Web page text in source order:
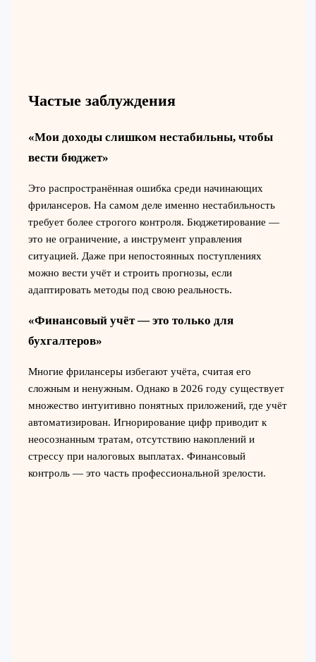
Частые заблуждения
«Мои доходы слишком нестабильны, чтобы
вести бюджет»
Это распространённая ошибка среди начинающих
фрилансеров. На самом деле именно нестабильность
требует более строгого контроля. Бюджетирование —
это не ограничение, а инструмент управления
ситуацией. Даже при непостоянных поступлениях
можно вести учёт и строить прогнозы, если
адаптировать методы под свою реальность.
«Финансовый учёт — это только для
бухгалтеров»
Многие фрилансеры избегают учёта, считая его
сложным и ненужным. Однако в 2026 году существует
множество интуитивно понятных приложений, где учёт
автоматизирован. Игнорирование цифр приводит к
неосознанным тратам, отсутствию накоплений и
стрессу при налоговых выплатах. Финансовый
контроль — это часть профессиональной зрелости.